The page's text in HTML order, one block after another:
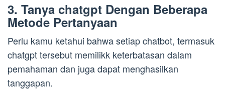
3. Tanya chatgpt Dengan Beberapa
Metode Pertanyaan
Perlu kamu ketahui bahwa setiap chatbot, termasuk
chatgpt tersebut memilikk keterbatasan dalam
pemahaman dan juga dapat menghasilkan
tanggapan.